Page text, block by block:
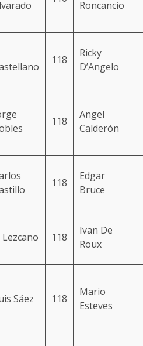
Roncancio
118
Ricky
D’Angelo
118
Angel
Calderón
118
Edgar
Bruce
Lezcano 118
Ivan De
Roux
Sáez 118
Mario
Esteves